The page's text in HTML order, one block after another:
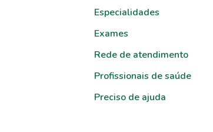
Especialidades
Exames
Rede de atendimento
Profissionais de saúde
Preciso de ajuda